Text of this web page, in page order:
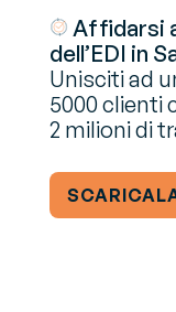
Affidarsi
dell’EDI in
Unisciti ad
5000 clienti
2 milioni di